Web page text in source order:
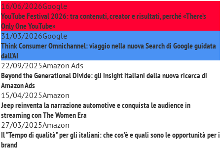
16/06/2026Google
YouTube Festival 2026: tra contenuti, creator e risultati, perché «There’s
Only One YouTube»
31/03/2026Google
Think Consumer Omnichannel: viaggio nella nuova Search di Google guidata
dall'AI
22/09/2025Amazon Ads
Beyond the Generational Divide: gli insight italiani della nuova ricerca di
Amazon Ads
15/04/2025Amazon
Jeep reinventa la narrazione automotive e conquista le audience in
streaming conThe Women Era
27/03/2025Amazon
Il “Tempo di qualità” per gli italiani: che cos’è e quali sono le opportunità per i
brand